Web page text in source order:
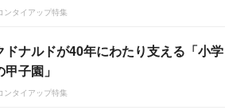
ンタイアップ特集
ドナルドが40年にわたり支える「小学
甲子園」
ンタイアップ特集